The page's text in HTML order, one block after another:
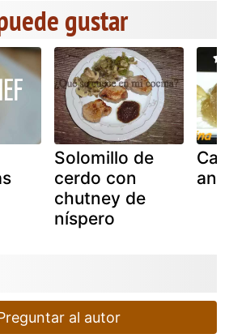
gustar
Solomillo de
cerdo con
chutney de
níspero
al autor